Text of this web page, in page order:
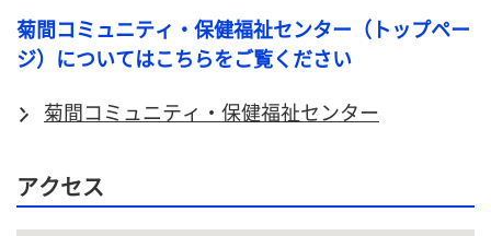
菊間コミュニティ・保健福祉センター（トップペー
ジ）についてはこちらをご覧ください
菊間コミュニティ・保健福祉センター
アクセス